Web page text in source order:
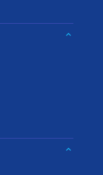
keyboard_arrow_down
keyboard_arrow_down